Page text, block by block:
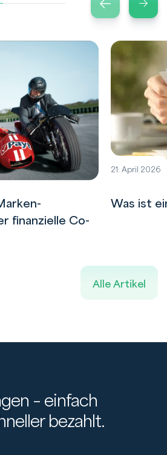
finanzielle Co-
21. April 2026
Was ist
Alle Artikel
– einfach
bezahlt.